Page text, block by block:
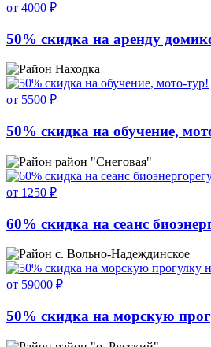
от 4000 ₽
50% скидка на аренду
Находка
от 5500 ₽
50% скидка на обучение,
район "Снеговая"
от 1250 ₽
60% скидка на сеанс
с. Вольно-Надеждинское
от 59000 ₽
50% скидка на морскую